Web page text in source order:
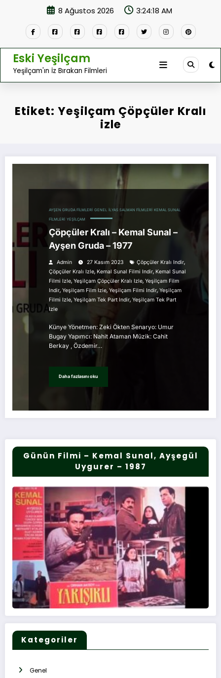
8 Ağustos 2026 3:24:19 AM
Eski Yeşilçam
Yeşilçam'ın İz Bırakan Filmleri
Etiket: Yeşilçam Çöpçüler Kralı
izle
AYŞEN GRUDA FILMLERI GENEL İLYAS SALMAN FILMLERI KEMAL SUNAL
FILMLERI YEŞILÇAM
Çöpçüler Kralı – Kemal Sunal –
Ayşen Gruda – 1977
Admin 27 Kasım 2023 Çöpçüler Kralı Indir,
Çöpçüler Kralı Izle, Kemal Sunal Filmi Indir, Kemal Sunal
Filmi Izle, Yeşilçam Çöpçüler Kralı Izle, Yeşilçam Film
Indir, Yeşilçam Film Izle, Yeşilçam Filmi Indir, Yeşilçam
Filmi Izle, Yeşilçam Tek Part Indir, Yeşilçam Tek Part
Izle
Künye Yönetmen: Zeki Ökten Senaryo: Umur
Bugay Yapımcı: Nahit Ataman Müzik: Cahit
Berkay , Özdemir…
Daha fazlasını oku
Günün Filmi – Kemal Sunal, Ayşegül
Uygurer – 1987
Kategoriler
Genel